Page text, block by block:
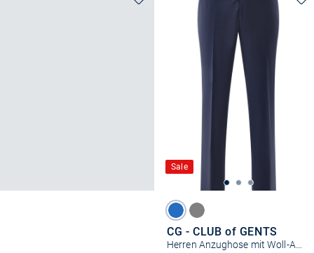
Sale
CG - CLUB of GENTS